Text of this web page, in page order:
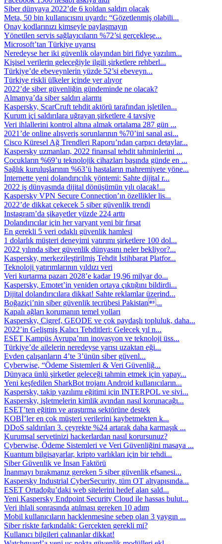
Siber dünyaya 2022’de 6 koldan saldırı olacak
Meta, 50 bin kullanıcısını uyardı: “Gözetlenmiş olabili...
Onay kodlarınızı kimseyle paylaşmayın
Yönetilen servis sağlayıcıların %72’si gerçekleşe...
Microsoft’tan Türkiye uyarısı
Neredeyse her iki güvenlik olayından biri fidye yazılım...
Kişisel verilerin geleceğiyle ilgili şirketlere rehberl...
Türkiye’de ebeveynlerin yüzde 52’si ebeveyn...
Türkiye riskli ülkeler içinde yer alıyor
2022’de siber güvenliğin gündeminde ne olacak?
Almanya’da siber saldırı alarmı
Kaspersky, ScarCruft tehdit aktörü tarafından işletilen...
Kurum içi saldırılara uğrayan şirketlere 4 tavsiye
Veri ihlallerini kontrol altına almak ortalama 287 gün ...
2021’de online alışveriş sorunlarının %70’ini sanal asi...
Cisco Küresel Ağ Trendleri Raporu’ndan çarpıcı detaylar...
Kaspersky uzmanları, 2022 finansal tehdit tahminlerini ...
Çocukların %69’u teknolojik cihazları başında günde en ...
Sağlık kuruluşlarının %63’ü hastaların mahremiyete yöne...
İnternette yeni dolandırıcılık yöntemi: Sahte dijital r...
2022 iş dünyasında dijital dönüşümün yılı olacak!...
Kaspersky VPN Secure Connection’ın özellikler lis...
2022’de dikkat çekecek 5 siber güvenlik trendi
Instagram’da şikayetler yüzde 224 arttı
Dolandırıcılar için her varyant yeni bir fırsat
En gerekli 5 veri odaklı güvenlik hamlesi
1 dolarlık müşteri deneyimi yatırımı şirketlere 100 dol...
2022 yılında siber güvenlik dünyasını neler bekliyor?...
Kaspersky, merkezileştirilmiş Tehdit İstihbarat Platfor...
Teknoloji yatırımlarının yıldızı veri
Veri kurtarma pazarı 2028’e kadar 19,96 milyar do...
Kaspersky, Emotet’in yeniden ortaya çıktığını bildirdi...
Dijital dolandırıcılara dikkat! Sahte reklamlar üzerind...
Boğaziçi’nin siber güvenlik tecrübesi Pakistan...
Kapalı ağları korumanın temel yolları
Kaspersky, Cigref, GEODE ve çok paydaşlı topluluk, daha...
2022’in Gelişmiş Kalıcı Tehditleri: Gelecek yıl n...
ESET Kampüs Avrupa’nın inovasyon ve teknoloji üss...
Türkiye’de ailelerin neredeyse yarısı uzaktan eği...
Evden çalışanların 4’te 3’ünün siber güvenl...
Cyberwise, “Ödeme Sistemleri & Veri Güvenliğ...
Dünyaca ünlü şirketler geleceği tahmin etmek için yapay...
Yeni keşfedilen SharkBot trojanı Android kullanıcıların...
Kaspersky, takip yazılımı eğitimi için INTERPOL ve sivi...
Kaspersky, işletmelerin kimlik avından nasıl korunacağı...
ESET’ten eğitim ve araştırma sektörüne destek
KOBİ’ler en çok müşteri verilerini kaybetmekten k...
DDoS saldırıları 3. çeyrekte %24 artarak daha karmaşık ...
Kurumsal servetinizi hackerlardan nasıl korursunuz?
Cyberwise, Ödeme Sistemleri ve Veri Güvenliğini masaya ...
Kuantum bilgisayarlar, kripto varlıkları için bir tehdi...
Siber Güvenlik ve İnsan Faktörü
İnanmayı bırakmanız gereken 5 siber güvenlik efsanesi...
Kaspersky Industrial CyberSecurity, tüm OT altyapısında...
ESET Ortadoğu’daki web sitelerini hedef alan sald...
Yeni Kaspersky Endpoint Security Cloud ile hassas bulut...
Veri ihlali sonrasında atılması gereken 10 adım
Mobil kullanıcıların hacklenmesine sebep olan 3 yaygın ...
Siber riskte farkındalık: Gerçekten gerekli mi?
Kullanıcı bilgileri çalınanlar dikkat!